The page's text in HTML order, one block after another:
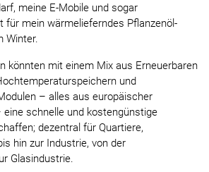
meine E-Mobile und sogar
für mein wärmelieferndes Pflanzenöl-
Winter.
könnten mit einem Mix aus Erneuerbaren
und
– alles aus europäischer
eine schnelle und kostengünstige
dezentral für Quartiere,
hin zur Industrie, von der
Glasindustrie.